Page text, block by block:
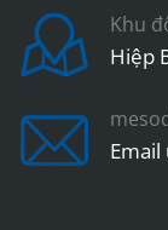
Khu
Hiệp
Email